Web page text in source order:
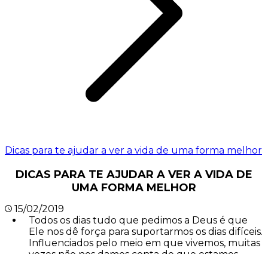
Dicas para te ajudar a ver a vida de uma forma melhor
DICAS PARA TE AJUDAR A VER A VIDA DE
UMA FORMA MELHOR
15/02/2019
Todos os dias tudo que pedimos a Deus é que
Ele nos dê força para suportarmos os dias difíceis.
Influenciados pelo meio em que vivemos, muitas